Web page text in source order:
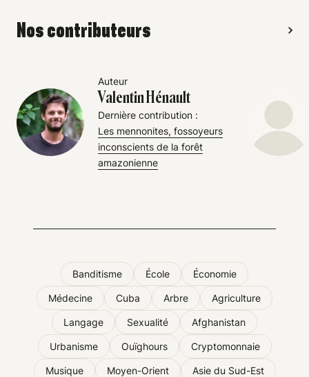
Nos contributeurs
Auteur
Valentin Hénault
Dernière contribution :
Les mennonites, fossoyeurs
inconscients de la forêt
amazonienne
Banditisme École Économie
Médecine Cuba Arbre Agriculture
Langage Sexualité Afghanistan
Urbanisme Ouïghours Cryptomonnaie
Musique Moyen-Orient Asie du Sud-Est